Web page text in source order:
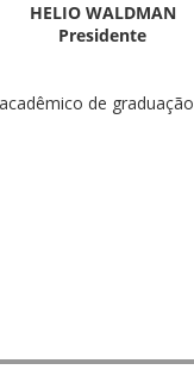
HELIO WALDMAN
Presidente
de